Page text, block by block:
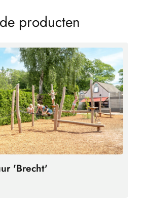
de producten
'Brecht'